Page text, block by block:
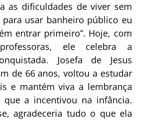
as dificuldades de viver sem
para usar banheiro público eu
entrar primeiro”. Hoje, com
ele celebra a
Josefa de Jesus
de 66 anos, voltou a estudar
e mantém viva a lembrança
que a incentivou na infância.
agradeceria tudo o que ela